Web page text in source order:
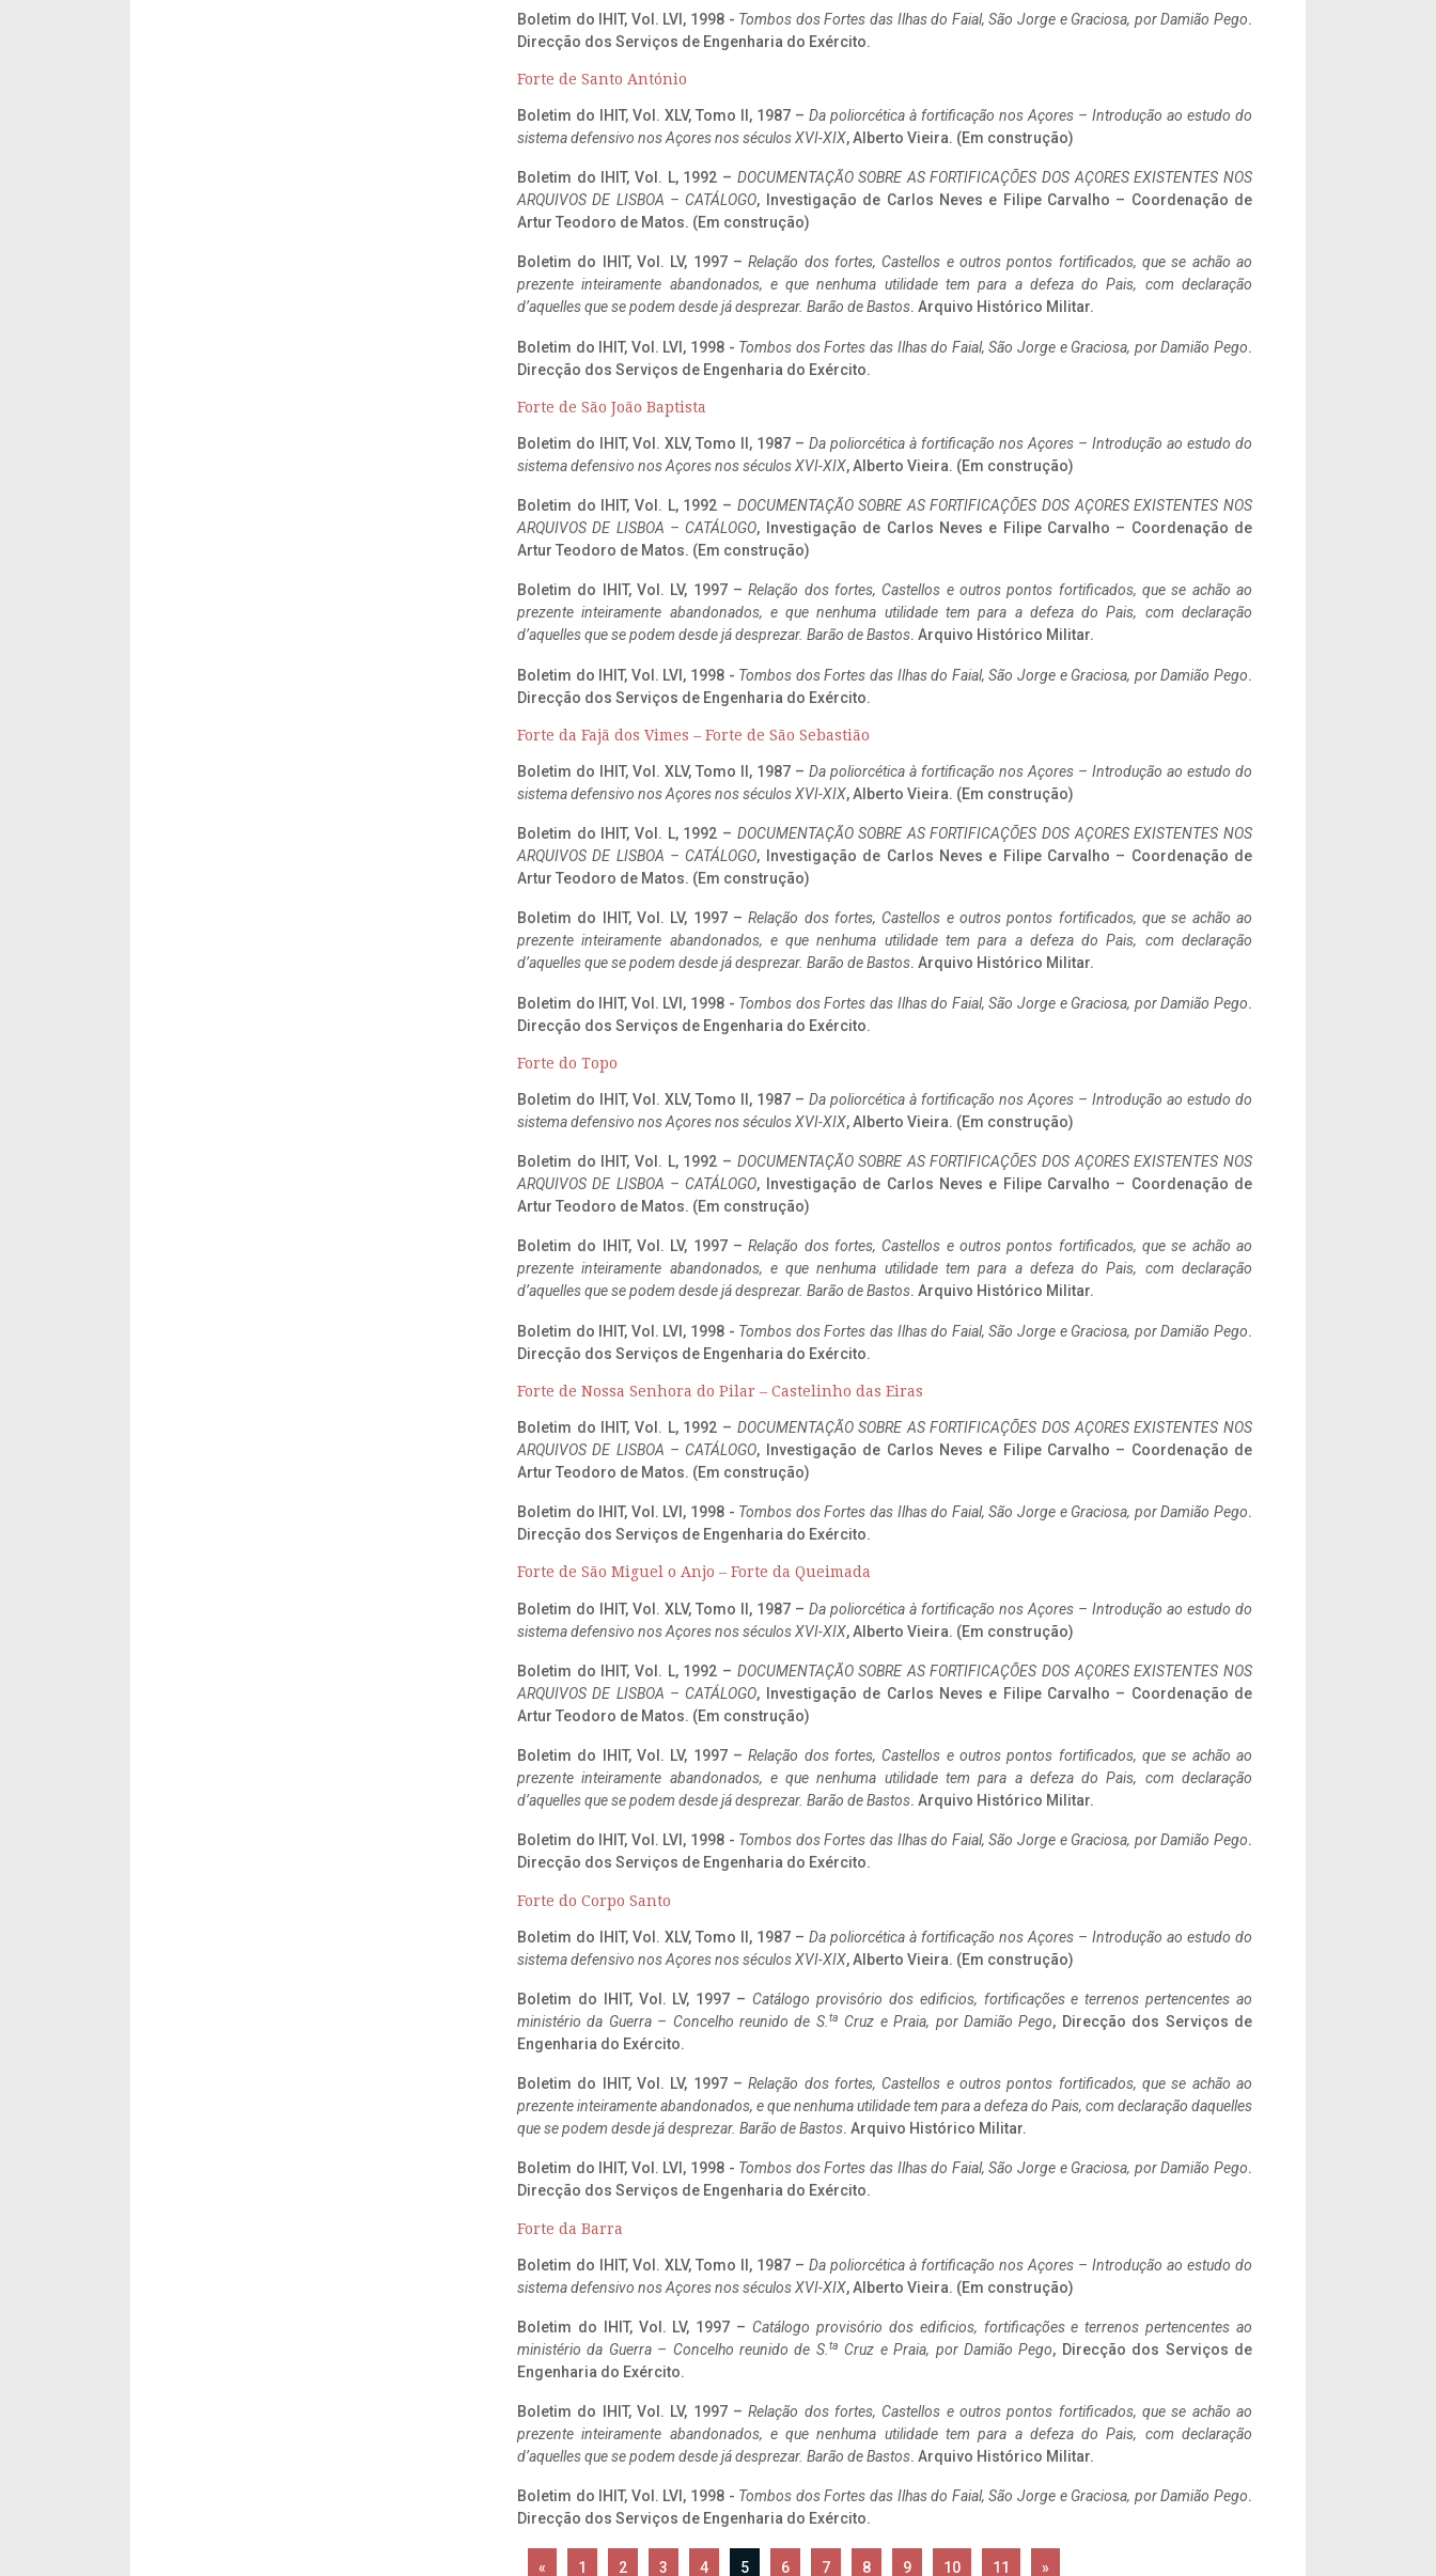
Boletim do IHIT, Vol. LVI, 1998 - Tombos dos Fortes das Ilhas do Faial, São Jorge e Graciosa, por Damião Pego.
Direcção dos Serviços de Engenharia do Exército.
Forte de Santo António
Boletim do IHIT, Vol. XLV, Tomo II, 1987 – Da poliorcética à fortificação nos Açores – Introdução ao estudo do
sistema defensivo nos Açores nos séculos XVI-XIX, Alberto Vieira. (Em construção)
Boletim do IHIT, Vol. L, 1992 – DOCUMENTAÇÃO SOBRE AS FORTIFICAÇÕES DOS AÇORES EXISTENTES NOS
ARQUIVOS DE LISBOA – CATÁLOGO, Investigação de Carlos Neves e Filipe Carvalho – Coordenação de
Artur Teodoro de Matos. (Em construção)
Boletim do IHIT, Vol. LV, 1997 –Relação dos fortes, Castellos e outros pontos fortificados, que se achão ao
prezente inteiramente abandonados, e que nenhuma utilidade tem para a defeza do Pais, com declaração
d’aquelles que se podem desde já desprezar. Barão de Bastos. Arquivo Histórico Militar.
Boletim do IHIT, Vol. LVI, 1998 - Tombos dos Fortes das Ilhas do Faial, São Jorge e Graciosa, por Damião Pego.
Direcção dos Serviços de Engenharia do Exército.
Forte de São João Baptista
Boletim do IHIT, Vol. XLV, Tomo II, 1987 – Da poliorcética à fortificação nos Açores – Introdução ao estudo do
sistema defensivo nos Açores nos séculos XVI-XIX, Alberto Vieira. (Em construção)
Boletim do IHIT, Vol. L, 1992 – DOCUMENTAÇÃO SOBRE AS FORTIFICAÇÕES DOS AÇORES EXISTENTES NOS
ARQUIVOS DE LISBOA – CATÁLOGO, Investigação de Carlos Neves e Filipe Carvalho – Coordenação de
Artur Teodoro de Matos. (Em construção)
Boletim do IHIT, Vol. LV, 1997 –Relação dos fortes, Castellos e outros pontos fortificados, que se achão ao
prezente inteiramente abandonados, e que nenhuma utilidade tem para a defeza do Pais, com declaração
d’aquelles que se podem desde já desprezar. Barão de Bastos. Arquivo Histórico Militar.
Boletim do IHIT, Vol. LVI, 1998 - Tombos dos Fortes das Ilhas do Faial, São Jorge e Graciosa, por Damião Pego.
Direcção dos Serviços de Engenharia do Exército.
Forte da Fajã dos Vimes – Forte de São Sebastião
Boletim do IHIT, Vol. XLV, Tomo II, 1987 – Da poliorcética à fortificação nos Açores – Introdução ao estudo do
sistema defensivo nos Açores nos séculos XVI-XIX, Alberto Vieira. (Em construção)
Boletim do IHIT, Vol. L, 1992 – DOCUMENTAÇÃO SOBRE AS FORTIFICAÇÕES DOS AÇORES EXISTENTES NOS
ARQUIVOS DE LISBOA – CATÁLOGO, Investigação de Carlos Neves e Filipe Carvalho – Coordenação de
Artur Teodoro de Matos. (Em construção)
Boletim do IHIT, Vol. LV, 1997 –Relação dos fortes, Castellos e outros pontos fortificados, que se achão ao
prezente inteiramente abandonados, e que nenhuma utilidade tem para a defeza do Pais, com declaração
d’aquelles que se podem desde já desprezar. Barão de Bastos. Arquivo Histórico Militar.
Boletim do IHIT, Vol. LVI, 1998 - Tombos dos Fortes das Ilhas do Faial, São Jorge e Graciosa, por Damião Pego.
Direcção dos Serviços de Engenharia do Exército.
Forte do Topo
Boletim do IHIT, Vol. XLV, Tomo II, 1987 – Da poliorcética à fortificação nos Açores – Introdução ao estudo do
sistema defensivo nos Açores nos séculos XVI-XIX, Alberto Vieira. (Em construção)
Boletim do IHIT, Vol. L, 1992 – DOCUMENTAÇÃO SOBRE AS FORTIFICAÇÕES DOS AÇORES EXISTENTES NOS
ARQUIVOS DE LISBOA – CATÁLOGO, Investigação de Carlos Neves e Filipe Carvalho – Coordenação de
Artur Teodoro de Matos. (Em construção)
Boletim do IHIT, Vol. LV, 1997 –Relação dos fortes, Castellos e outros pontos fortificados, que se achão ao
prezente inteiramente abandonados, e que nenhuma utilidade tem para a defeza do Pais, com declaração
d’aquelles que se podem desde já desprezar. Barão de Bastos. Arquivo Histórico Militar.
Boletim do IHIT, Vol. LVI, 1998 - Tombos dos Fortes das Ilhas do Faial, São Jorge e Graciosa, por Damião Pego.
Direcção dos Serviços de Engenharia do Exército.
Forte de Nossa Senhora do Pilar – Castelinho das Eiras
Boletim do IHIT, Vol. L, 1992 – DOCUMENTAÇÃO SOBRE AS FORTIFICAÇÕES DOS AÇORES EXISTENTES NOS
ARQUIVOS DE LISBOA – CATÁLOGO, Investigação de Carlos Neves e Filipe Carvalho – Coordenação de
Artur Teodoro de Matos. (Em construção)
Boletim do IHIT, Vol. LVI, 1998 - Tombos dos Fortes das Ilhas do Faial, São Jorge e Graciosa, por Damião Pego.
Direcção dos Serviços de Engenharia do Exército.
Forte de São Miguel o Anjo – Forte da Queimada
Boletim do IHIT, Vol. XLV, Tomo II, 1987 – Da poliorcética à fortificação nos Açores – Introdução ao estudo do
sistema defensivo nos Açores nos séculos XVI-XIX, Alberto Vieira. (Em construção)
Boletim do IHIT, Vol. L, 1992 – DOCUMENTAÇÃO SOBRE AS FORTIFICAÇÕES DOS AÇORES EXISTENTES NOS
ARQUIVOS DE LISBOA – CATÁLOGO, Investigação de Carlos Neves e Filipe Carvalho – Coordenação de
Artur Teodoro de Matos. (Em construção)
Boletim do IHIT, Vol. LV, 1997 –Relação dos fortes, Castellos e outros pontos fortificados, que se achão ao
prezente inteiramente abandonados, e que nenhuma utilidade tem para a defeza do Pais, com declaração
d’aquelles que se podem desde já desprezar. Barão de Bastos. Arquivo Histórico Militar.
Boletim do IHIT, Vol. LVI, 1998 - Tombos dos Fortes das Ilhas do Faial, São Jorge e Graciosa, por Damião Pego.
Direcção dos Serviços de Engenharia do Exército.
Forte do Corpo Santo
Boletim do IHIT, Vol. XLV, Tomo II, 1987 – Da poliorcética à fortificação nos Açores – Introdução ao estudo do
sistema defensivo nos Açores nos séculos XVI-XIX, Alberto Vieira. (Em construção)
Boletim do IHIT, Vol. LV, 1997 – Catálogo provisório dos edificios, fortificações e terrenos pertencentes ao
ministério da Guerra – Concelho reunido de S. ta Cruz e Praia, por Damião Pego, Direcção dos Serviços de
Engenharia do Exército.
Boletim do IHIT, Vol. LV, 1997 –Relação dos fortes, Castellos e outros pontos fortificados, que se achão ao
prezente inteiramente abandonados, e que nenhuma utilidade tem para a defeza do Pais, com declaração daquelles
que se podem desde já desprezar. Barão de Bastos. Arquivo Histórico Militar.
Boletim do IHIT, Vol. LVI, 1998 - Tombos dos Fortes das Ilhas do Faial, São Jorge e Graciosa, por Damião Pego.
Direcção dos Serviços de Engenharia do Exército.
Forte da Barra
Boletim do IHIT, Vol. XLV, Tomo II, 1987 – Da poliorcética à fortificação nos Açores – Introdução ao estudo do
sistema defensivo nos Açores nos séculos XVI-XIX, Alberto Vieira. (Em construção)
Boletim do IHIT, Vol. LV, 1997 – Catálogo provisório dos edificios, fortificações e terrenos pertencentes ao
ministério da Guerra – Concelho reunido de S. ta Cruz e Praia, por Damião Pego, Direcção dos Serviços de
Engenharia do Exército.
Boletim do IHIT, Vol. LV, 1997 –Relação dos fortes, Castellos e outros pontos fortificados, que se achão ao
prezente inteiramente abandonados, e que nenhuma utilidade tem para a defeza do Pais, com declaração
d’aquelles que se podem desde já desprezar. Barão de Bastos. Arquivo Histórico Militar.
Boletim do IHIT, Vol. LVI, 1998 - Tombos dos Fortes das Ilhas do Faial, São Jorge e Graciosa, por Damião Pego.
Direcção dos Serviços de Engenharia do Exército.
« 1 2 3 4 5 6 7 8 9 10 11 »